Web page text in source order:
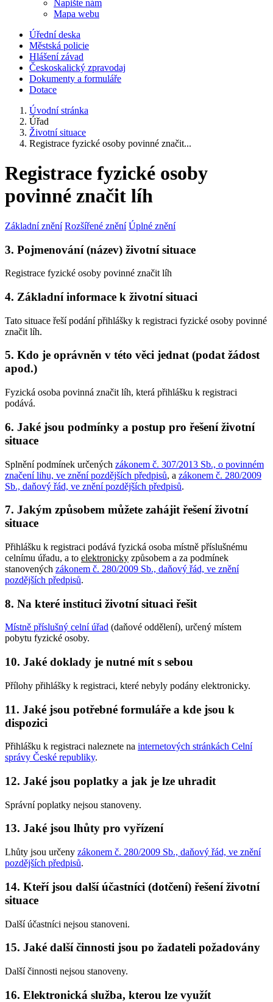
Napište nám
Mapa webu
Úřední deska
Městská policie
Hlášení závad
Českoskalický zpravodaj
Dokumenty a formuláře
Dotace
Úvodní stránka
Úřad
Životní situace
Registrace fyzické osoby povinné značit...
Registrace fyzické osoby
povinné značit líh
Základní znění Rozšířené znění Úplné znění
3. Pojmenování (název) životní situace
Registrace fyzické osoby povinné značit líh
4. Základní informace k životní situaci
Tato situace řeší podání přihlášky k registraci fyzické osoby povinné
značit líh.
5. Kdo je oprávněn v této věci jednat (podat žádost
apod.)
Fyzická osoba povinná značit líh, která přihlášku k registraci
podává.
6. Jaké jsou podmínky a postup pro řešení životní
situace
Splnění podmínek určených zákonem č. 307/2013 Sb., o povinném
značení lihu, ve znění pozdějších předpisů, a zákonem č. 280/2009
Sb., daňový řád, ve znění pozdějších předpisů.
7. Jakým způsobem můžete zahájit řešení životní
situace
Přihlášku k registraci podává fyzická osoba místně příslušnému
celnímu úřadu, a to elektronicky způsobem a za podmínek
stanovených zákonem č. 280/2009 Sb., daňový řád, ve znění
pozdějších předpisů.
8. Na které instituci životní situaci řešit
Místně příslušný celní úřad (daňové oddělení), určený místem
pobytu fyzické osoby.
10. Jaké doklady je nutné mít s sebou
Přílohy přihlášky k registraci, které nebyly podány elektronicky.
11. Jaké jsou potřebné formuláře a kde jsou k
dispozici
Přihlášku k registraci naleznete na internetových stránkách Celní
správy České republiky.
12. Jaké jsou poplatky a jak je lze uhradit
Správní poplatky nejsou stanoveny.
13. Jaké jsou lhůty pro vyřízení
Lhůty jsou určeny zákonem č. 280/2009 Sb., daňový řád, ve znění
pozdějších předpisů.
14. Kteří jsou další účastníci (dotčení) řešení životní
situace
Další účastníci nejsou stanoveni.
15. Jaké další činnosti jsou po žadateli požadovány
Další činnosti nejsou stanoveny.
16. Elektronická služba, kterou lze využít